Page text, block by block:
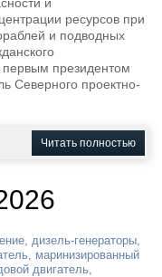
ресурсов при
и подводных
первым президентом
Северного проектно-
Читать полностью
, дизель-генераторы,
, маринизированный
двигатель,